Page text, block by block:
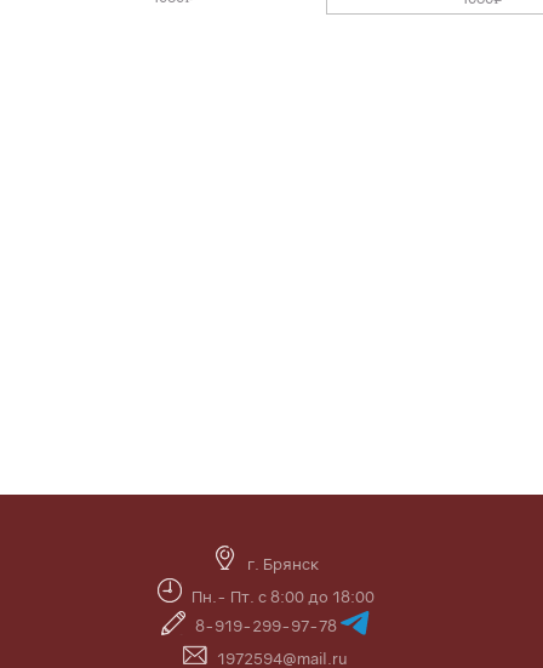
г. Брянск
Пн.- Пт. с 8:00 до 18:00
8-919-299-97-78
1972594@mail.ru